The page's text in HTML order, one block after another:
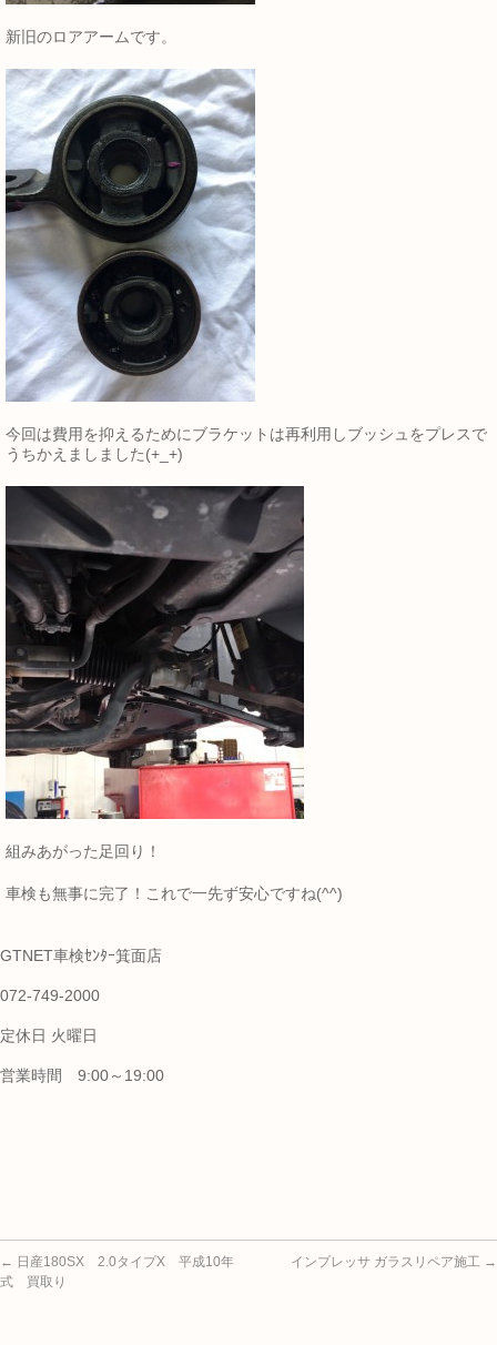
新旧のロアアームです。
今回は費用を抑えるためにブラケットは再利用しブッシュをプレスで
うちかえましました(+_+)
組みあがった足回り！
車検も無事に完了！これで一先ず安心ですね(^^)
GTNET車検ｾﾝﾀｰ箕面店
072-749-2000
定休日 火曜日
営業時間 9:00～19:00
← 日産180SX 2.0タイプX 平成10年
式 買取り
インプレッサ ガラスリペア施工 →